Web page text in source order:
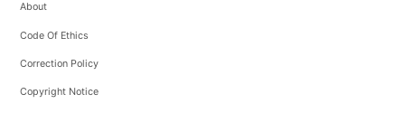
About
Code Of Ethics
Correction Policy
Copyright Notice